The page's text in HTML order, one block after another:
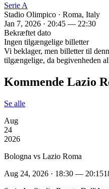
Serie A
Stadio Olimpico · Roma, Italy
Jan 7, 2026 · 20:45 — 22:30
Bekræftet dato
Ingen tilgængelige billetter
Vi beklager, men billetter til
tilgængelige, da begivenheden
Kommende Lazio
Se alle
Aug
24
2026
Bologna vs Lazio Roma
Aug 24, 2026 · 18:30 — 20:15